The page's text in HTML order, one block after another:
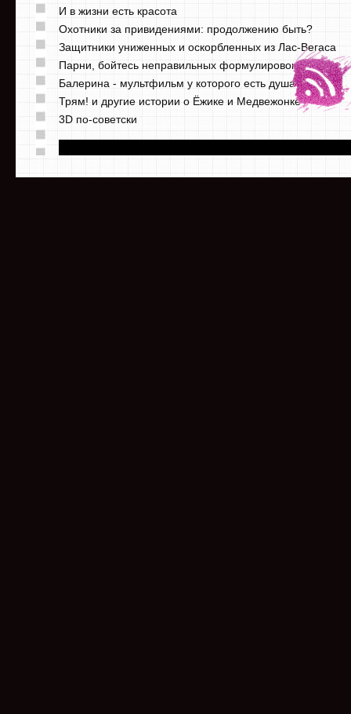
И в жизни есть красота
Охотники за привидениями: продолжению быть?
Защитники униженных и оскорбленных из Лас-Вегаса
Парни, бойтесь неправильных формулировок
Балерина - мультфильм у которого есть душа
Трям! и другие истории о Ёжике и Медвежонке
3D по-советски